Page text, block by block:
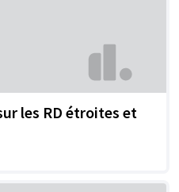
les RD étroites et